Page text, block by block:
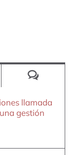
llamada
gestión